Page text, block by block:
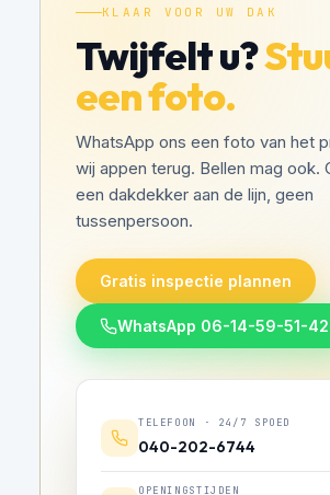
KLAAR VOOR UW DAK
Twijfelt u?
een foto.
WhatsApp ons een foto van het
wij appen terug. Bellen mag ook.
een dakdekker aan de lijn, geen
tussenpersoon.
Gratis inspectie plannen
WhatsApp 06-14-59-51-42
TELEFOON · 24/7 SPOED
040-202-6744
OPENINGSTIJDEN